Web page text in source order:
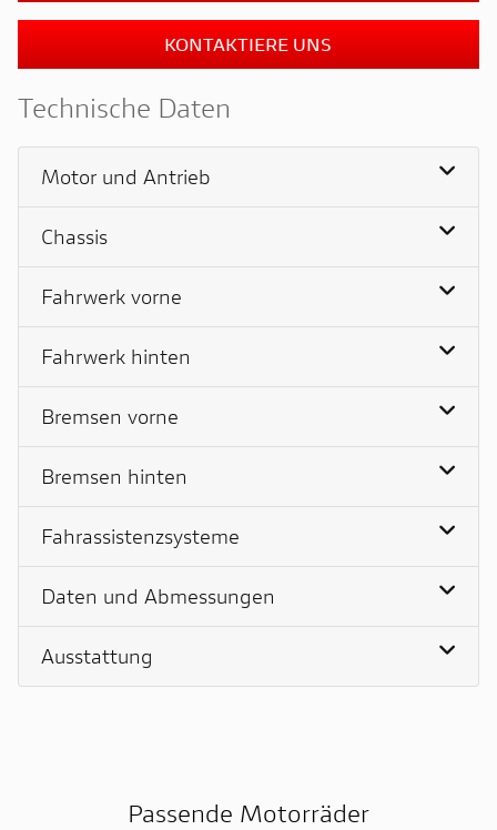
Technische Daten
Motor und Antrieb
Chassis
Fahrwerk vorne
Fahrwerk hinten
Bremsen vorne
Bremsen hinten
Fahrassistenzsysteme
Daten und Abmessungen
Ausstattung
KONTAKTIERE UNS
Passende Motorräder